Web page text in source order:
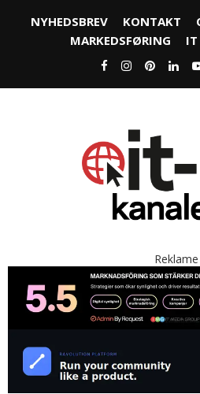
NYHEDSBREV KONTAKT
MARKEDSFØRING
IT
Reklame